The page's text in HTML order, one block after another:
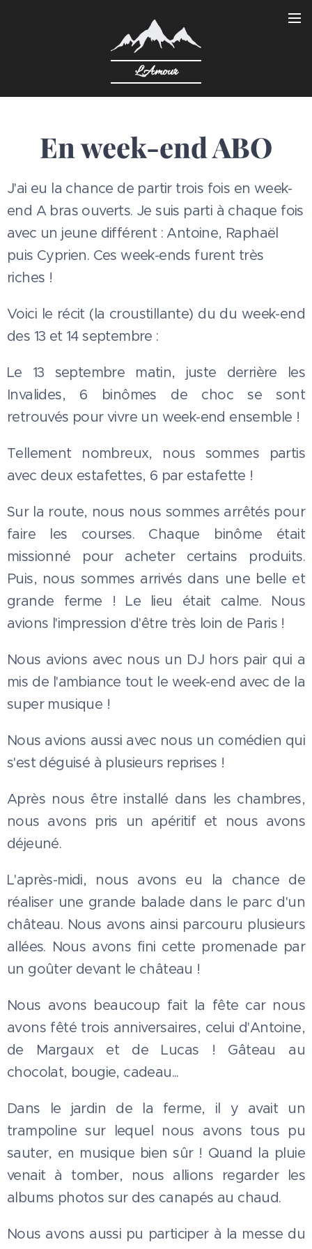
L'Amour
En week-end ABO
J'ai eu la chance de partir trois fois en week-
end A bras ouverts. Je suis parti à chaque fois
avec un jeune différent : Antoine, Raphaël
puis Cyprien. Ces week-ends furent très
riches !
Voici le récit (la croustillante) du du week-end
des 13 et 14 septembre :
Le 13 septembre matin, juste derrière les
Invalides, 6 binômes de choc se sont
retrouvés pour vivre un week-end ensemble !
Tellement nombreux, nous sommes partis
avec deux estafettes, 6 par estafette !
Sur la route, nous nous sommes arrêtés pour
faire les courses. Chaque binôme était
missionné pour acheter certains produits.
Puis, nous sommes arrivés dans une belle et
grande ferme ! Le lieu était calme. Nous
avions l'impression d'être très loin de Paris !
Nous avions avec nous un DJ hors pair qui a
mis de l'ambiance tout le week-end avec de la
super musique !
Nous avions aussi avec nous un comédien qui
s'est déguisé à plusieurs reprises !
Après nous être installé dans les chambres,
nous avons pris un apéritif et nous avons
déjeuné.
L'après-midi, nous avons eu la chance de
réaliser une grande balade dans le parc d'un
château. Nous avons ainsi parcouru plusieurs
allées. Nous avons fini cette promenade par
un goûter devant le château !
Nous avons beaucoup fait la fête car nous
avons fêté trois anniversaires, celui d'Antoine,
de Margaux et de Lucas ! Gâteau au
chocolat, bougie, cadeau...
Dans le jardin de la ferme, il y avait un
trampoline sur lequel nous avons tous pu
sauter, en musique bien sûr ! Quand la pluie
venait à tomber, nous allions regarder les
albums photos sur des canapés au chaud.
Nous avons aussi pu participer à la messe du